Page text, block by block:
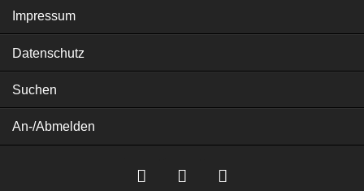
Impressum
Datenschutz
Suchen
An-/Abmelden